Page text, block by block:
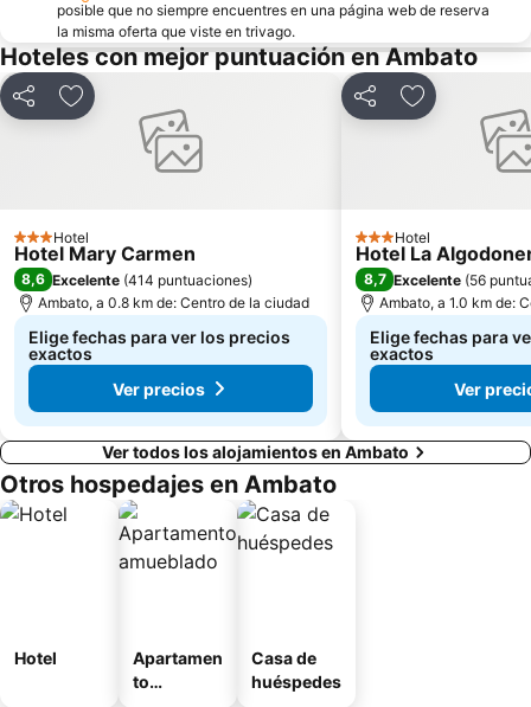
posible que no siempre encuentres en una página web de reserva
la misma oferta que viste en trivago.
Hoteles con mejor puntuación en Ambato
CompartirAgregar a favoritos
3 Estrellas
Hotel
Hotel Mary Carmen
8,6 Excelente (414 puntuaciones)
Ambato, a 0.8 km de: Centro de la ciudad
Elige fechas para ver los precios
exactos
Ver precios
CompartirAgregar a
3 Estrellas
Hotel
Hotel La
8,7 Excelente (56
Ambato, a 1.0 km de:
Elige fechas para
exactos
Ver
Ver todos los alojamientos en Ambato
Otros hospedajes en Ambato
Hotel
Apartamen
to
Casa de
huéspedes